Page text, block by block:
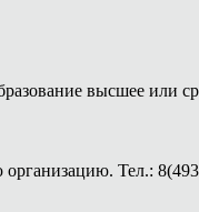
высшее или
Тел.: